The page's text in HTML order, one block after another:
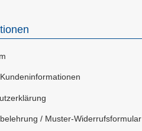
/ Muster-Widerrufsformular